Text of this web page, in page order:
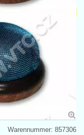
Warennummer: 857306